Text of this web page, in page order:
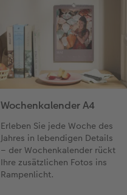
Wochenkalender A4
Erleben Sie jede Woche des
Jahres in lebendigen Details
– der Wochenkalender rückt
Ihre zusätzlichen Fotos ins
Rampenlicht.